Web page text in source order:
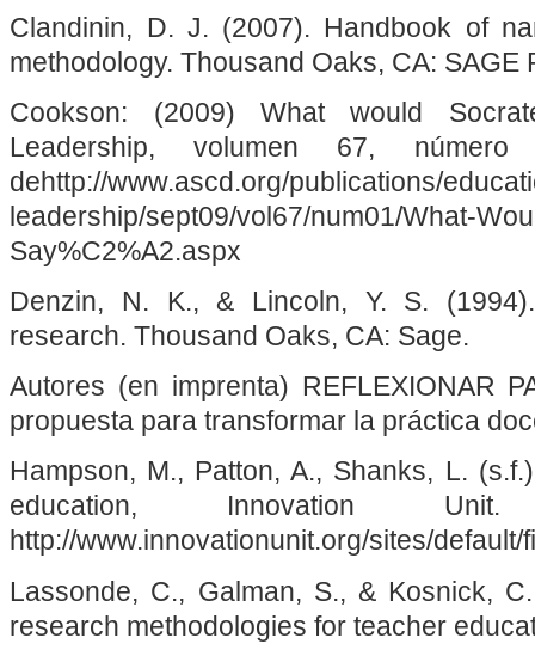
Clandinin, D. J. (2007). Handbook of
methodology. Thousand Oaks, CA: SAGE
Cookson: (2009) What would
Leadership, volumen 67, número
dehttp://www.ascd.org/publications/
leadership/sept09/vol67/num01/What-
Say%C2%A2.aspx
Denzin, N. K., & Lincoln, Y. S.
research. Thousand Oaks, CA: Sage.
Autores (en imprenta) REFLEXIONAR
propuesta para transformar la práctica
Hampson, M., Patton, A., Shanks, L.
education, Innovation
http://www.innovationunit.org/sites/
Lassonde, C., Galman, S., & Kosnick,
research methodologies for teacher